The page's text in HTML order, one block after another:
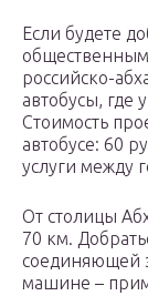
Если будете
общественным
российско-
автобусы, где
Стоимость
автобусе: 60
услуги между
От столицы
70 км.
соединяющей
машине –